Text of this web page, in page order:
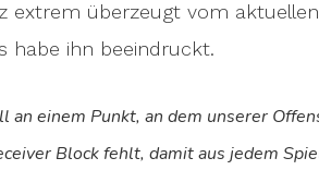
extrem überzeugt vom
habe ihn beeindruckt.
an einem Punkt, an dem unserer
Block fehlt, damit aus jedem